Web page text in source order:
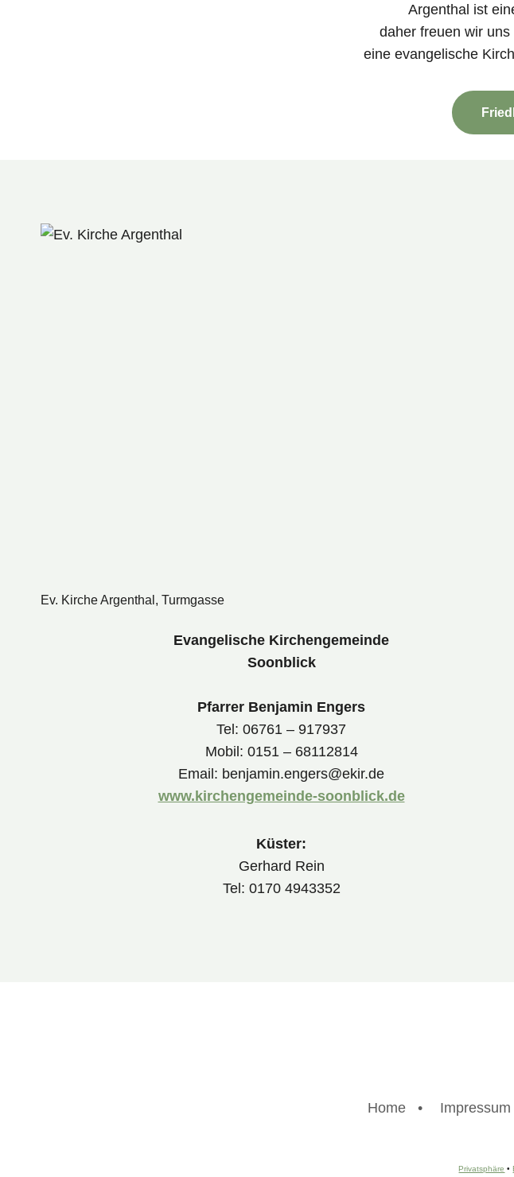
Argenthal ist
daher freuen wir
eine evangelische
Ev. Kirche Argenthal, Turmgasse
Evangelische Kirchengemeinde
Soonblick
Pfarrer Benjamin Engers
Tel: 06761 – 917937
Mobil: 0151 – 68112814
Email: benjamin.engers@ekir.de
www.kirchengemeinde-soonblick.de
Küster:
Gerhard Rein
Tel: 0170 4943352
Home •
Privatsphäre •